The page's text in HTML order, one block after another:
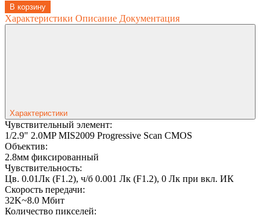
В корзину
Характеристики Описание Документация
Характеристики
Чувствительный элемент:
1/2.9" 2.0MP MIS2009 Progressive Scan CMOS
Объектив:
2.8мм фиксированный
Чувствительность:
Цв. 0.01Лк (F1.2), ч/б 0.001 Лк (F1.2), 0 Лк при вкл. ИК
Скорость передачи:
32K~8.0 Мбит
Количество пикселей: